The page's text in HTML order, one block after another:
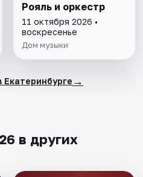
Рояль и оркестр
11 октября 2026 •
воскресенье
Дом музыки
Екатеринбурге →
в других